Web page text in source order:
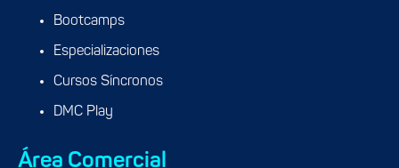
Bootcamps
Especializaciones
Cursos Síncronos
DMC Play
Área Comercial